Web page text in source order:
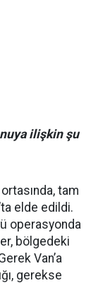
ilişkin şu
tam
elde edildi.
operasyonda
bölgedeki
Van’a
gerekse